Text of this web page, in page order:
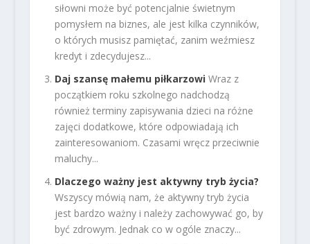
siłowni może być potencjalnie świetnym
pomysłem na biznes, ale jest kilka czynników,
o których musisz pamiętać, zanim weźmiesz
kredyt i zdecydujesz...
Daj szansę małemu piłkarzowi Wraz z
początkiem roku szkolnego nadchodzą
również terminy zapisywania dzieci na różne
zajęci dodatkowe, które odpowiadają ich
zainteresowaniom. Czasami wręcz przeciwnie
maluchy...
Dlaczego ważny jest aktywny tryb życia?
Wszyscy mówią nam, że aktywny tryb życia
jest bardzo ważny i należy zachowywać go, by
być zdrowym. Jednak co w ogóle znaczy...